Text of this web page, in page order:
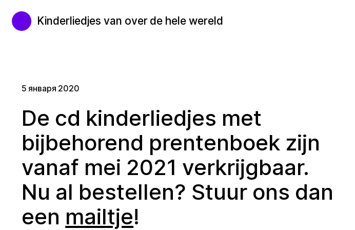
Kinderliedjes van over de hele wereld
5 января 2020
De cd kinderliedjes met
bijbehorend prentenboek zijn
vanaf mei 2021 verkrijgbaar.
Nu al bestellen? Stuur ons dan
een mailtje!